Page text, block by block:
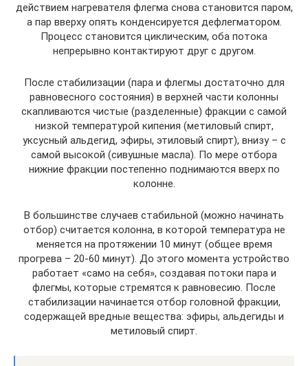
действием нагревателя флегма снова становится паром,
а пар вверху опять конденсируется дефлегматором.
Процесс становится циклическим, оба потока
непрерывно контактируют друг с другом.
После стабилизации (пара и флегмы достаточно для
равновесного состояния) в верхней части колонны
скапливаются чистые (разделенные) фракции с самой
низкой температурой кипения (метиловый спирт,
уксусный альдегид, эфиры, этиловый спирт), внизу – с
самой высокой (сивушные масла). По мере отбора
нижние фракции постепенно поднимаются вверх по
колонне.
В большинстве случаев стабильной (можно начинать
отбор) считается колонна, в которой температура не
меняется на протяжении 10 минут (общее время
прогрева – 20-60 минут). До этого момента устройство
работает «само на себя», создавая потоки пара и
флегмы, которые стремятся к равновесию. После
стабилизации начинается отбор головной фракции,
содержащей вредные вещества: эфиры, альдегиды и
метиловый спирт.